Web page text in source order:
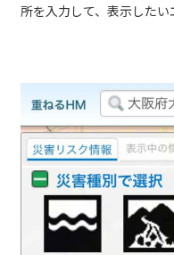
所を入力して、表示したい